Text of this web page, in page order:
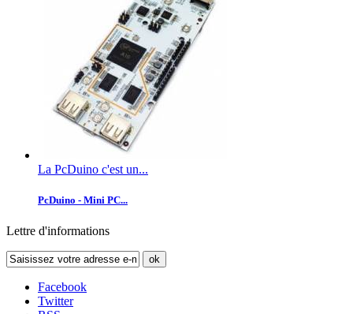
La PcDuino c'est un...
PcDuino - Mini PC...
Lettre d'informations
ok
Facebook
Twitter